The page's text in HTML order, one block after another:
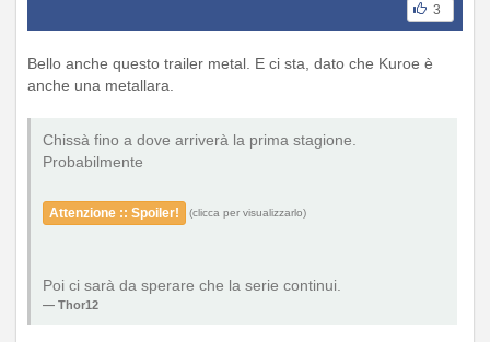
3
Bello anche questo trailer metal. E ci sta, dato che Kuroe è
anche una metallara.
Chissà fino a dove arriverà la prima stagione.
Probabilmente
Attenzione :: Spoiler! (clicca per visualizzarlo)
Poi ci sarà da sperare che la serie continui.
Thor12